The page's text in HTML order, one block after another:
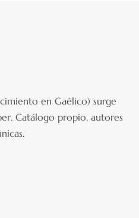
en Gaélico) surge
Catálogo propio, autores
.